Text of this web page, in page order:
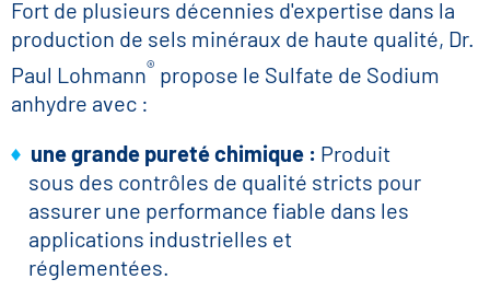
Fort de plusieurs décennies d'expertise dans la
production de sels minéraux de haute qualité, Dr.
Paul Lohmann® propose le Sulfate de Sodium
anhydre avec :
une grande pureté chimique : Produit
sous des contrôles de qualité stricts pour
assurer une performance fiable dans les
applications industrielles et
réglementées.